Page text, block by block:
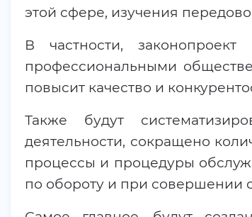
этой сфере, изучения
В частности,
профессиональными
повысит качество и
Также будут
деятельности, сокращено
процессы и процедуры
по обороту и при совершении